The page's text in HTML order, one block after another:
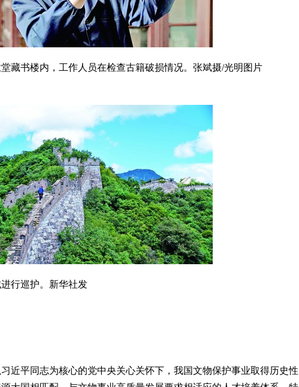
书楼内，工作人员在检查古籍破损情况。张斌摄/光明图片
行巡护。新华社发
平同志为核心的党中央关心关怀下，我国文物保护事业取得历史性